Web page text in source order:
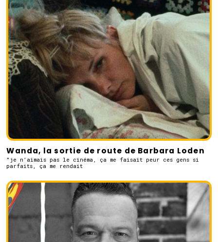
Wanda, la sortie de route de Barbara Loden
"je n’aimais pas le cinéma, ça me faisait peur ces gens si
parfaits, ça me rendait